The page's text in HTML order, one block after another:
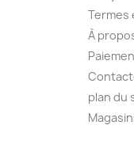
Termes
À
plan du